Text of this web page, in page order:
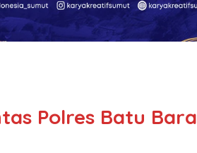
Polres Batu Bara